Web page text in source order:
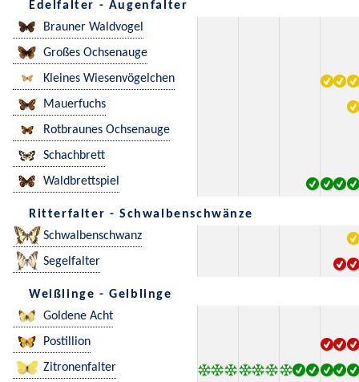
Edelfalter - Augenfalter
Brauner Waldvogel
Großes Ochsenauge
Kleines Wiesenvögelchen
Mauerfuchs
Rotbraunes Ochsenauge
Schachbrett
Waldbrettspiel
Ritterfalter - Schwalbenschwänze
Schwalbenschwanz
Segelfalter
Weißlinge - Gelblinge
Goldene Acht
Postillion
Zitronenfalter